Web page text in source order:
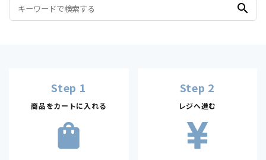
search
Step 1
商品をカートに入れる
Step 2
レジへ進む